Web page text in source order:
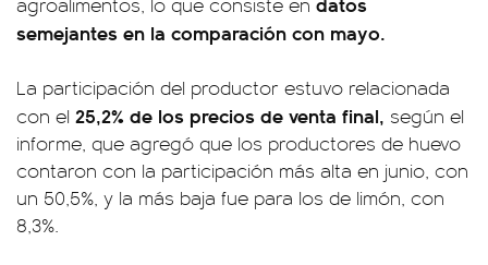
semejantes en la comparación con mayo.
La participación del productor estuvo relacionada
con el 25,2% de los precios de venta final, según el
informe, que agregó que los productores de huevo
contaron con la participación más alta en junio, con
un 50,5%, y la más baja fue para los de limón, con
8,3%.